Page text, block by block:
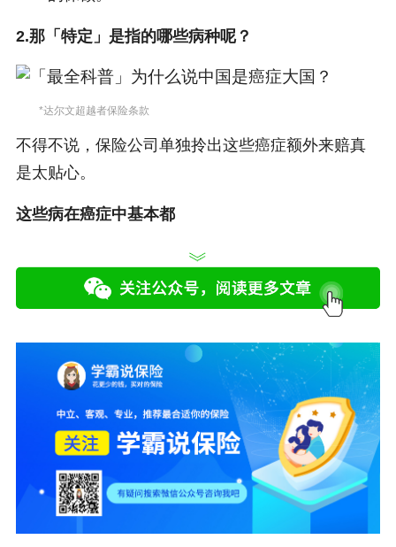
2.那「特定」是指的哪些病种呢？
*达尔文超越者保险条款
不得不说，保险公司单独拎出这些癌症额外来赔真
是太贴心。
这些病在癌症中基本都